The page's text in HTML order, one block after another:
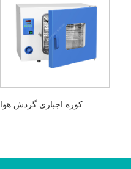
کوره اجباری گردش هوا